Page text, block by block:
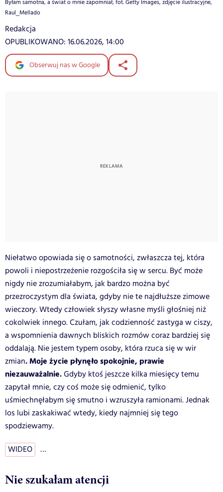
Byłam samotna, a świat o mnie zapomniał, fot. Getty Images, zdjęcie ilustracyjne,
Raul_Mellado
Redakcja
OPUBLIKOWANO: 16.06.2026, 14:00
Obserwuj nas w Google
Niełatwo opowiada się o samotności, zwłaszcza tej, która
powoli i niepostrzeżenie rozgościła się w sercu. Być może
nigdy nie zrozumiałabym, jak bardzo można być
przezroczystym dla świata, gdyby nie te najdłuższe zimowe
wieczory. Wtedy człowiek słyszy własne myśli głośniej niż
cokolwiek innego. Czułam, jak codzienność zastyga w ciszy,
a wspomnienia dawnych bliskich rozmów coraz bardziej się
oddalają. Nie jestem typem osoby, która rzuca się w wir
zmian. Moje życie płynęło spokojnie, prawie
niezauważalnie.Gdyby ktoś jeszcze kilka miesięcy temu
zapytał mnie, czy coś może się odmienić, tylko
uśmiechnęłabym się smutno i wzruszyła ramionami. Jednak
los lubi zaskakiwać wtedy, kiedy najmniej się tego
spodziewamy.
WIDEO …
Nie szukałam atencji